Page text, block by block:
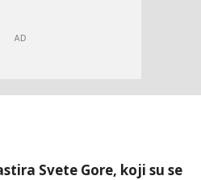
Svete Gore, koji su se